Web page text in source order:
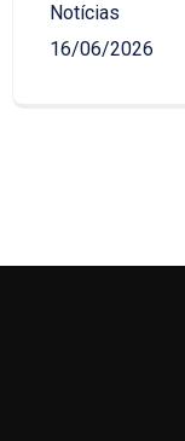
Notícias
16/06/2026